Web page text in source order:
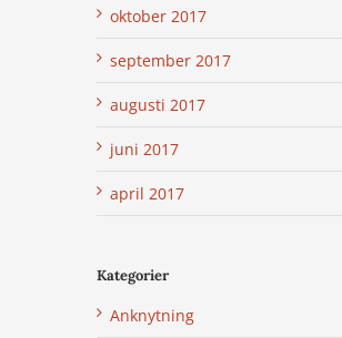
oktober 2017
september 2017
augusti 2017
juni 2017
april 2017
Kategorier
Anknytning